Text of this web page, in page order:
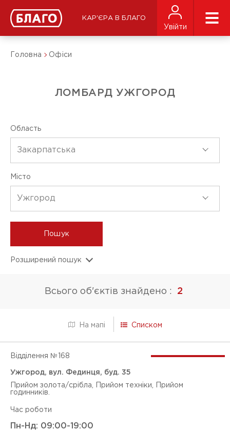
КАР'ЄРА В БЛАГО
Увійти
Головна Офіси
ЛОМБАРД УЖГОРОД
Область
Закарпатська
Місто
Ужгород
Пошук
Розширений пошук
Прийом золота/срібла
Оцінка діамантів
Магазин (ломбардне відділення)
Всього об'єктів знайдено : 2
На мапі Списком
Відділення № 168
Ужгород, вул. Фединця, буд. 35
Прийом золота/срібла, Прийом техніки, Прийом
годинників.
Час роботи
Пн-Нд: 09:00-19:00